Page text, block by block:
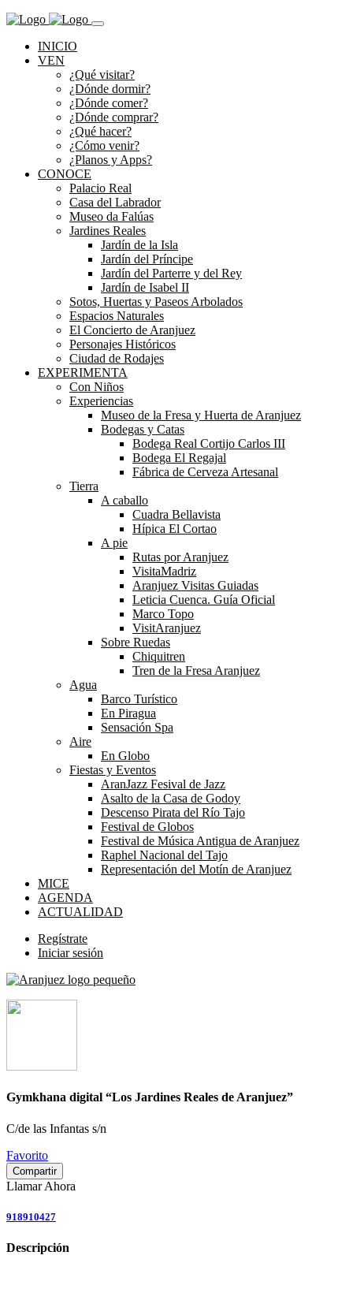
INICIO
VEN
¿Qué visitar?
¿Dónde dormir?
¿Dónde comer?
¿Dónde comprar?
¿Qué hacer?
¿Cómo venir?
¿Planos y Apps?
CONOCE
Palacio Real
Casa del Labrador
Museo da Falúas
Jardines Reales
Jardín de la Isla
Jardín del Príncipe
Jardín del Parterre y del Rey
Jardín de Isabel II
Sotos, Huertas y Paseos Arbolados
Espacios Naturales
El Concierto de Aranjuez
Personajes Históricos
Ciudad de Rodajes
EXPERIMENTA
Con Niños
Experiencias
Museo de la Fresa y Huerta de Aranjuez
Bodegas y Catas
Bodega Real Cortijo Carlos III
Bodega El Regajal
Fábrica de Cerveza Artesanal
Tierra
A caballo
Cuadra Bellavista
Hípica El Cortao
A pie
Rutas por Aranjuez
VisitaMadriz
Aranjuez Visitas Guiadas
Leticia Cuenca. Guía Oficial
Marco Topo
VisitAranjuez
Sobre Ruedas
Chiquitren
Tren de la Fresa Aranjuez
Agua
Barco Turístico
En Piragua
Sensación Spa
Aire
En Globo
Fiestas y Eventos
AranJazz Fesival de Jazz
Asalto de la Casa de Godoy
Descenso Pirata del Río Tajo
Festival de Globos
Festival de Música Antigua de Aranjuez
Raphel Nacional del Tajo
Representación del Motín de Aranjuez
MICE
AGENDA
ACTUALIDAD
Regístrate
Iniciar sesión
Gymkhana digital “Los Jardines Reales de Aranjuez”
C/de las Infantas s/n
Favorito
Compartir
Llamar Ahora
918910427
Descripción